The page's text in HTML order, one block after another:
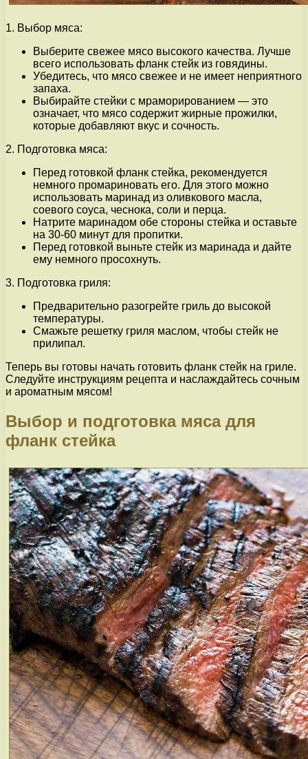
1. Выбор мяса:
Выберите свежее мясо высокого качества. Лучше
всего использовать фланк стейк из говядины.
Убедитесь, что мясо свежее и не имеет неприятного
запаха.
Выбирайте стейки с мраморированием — это
означает, что мясо содержит жирные прожилки,
которые добавляют вкус и сочность.
2. Подготовка мяса:
Перед готовкой фланк стейка, рекомендуется
немного промариновать его. Для этого можно
использовать маринад из оливкового масла,
соевого соуса, чеснока, соли и перца.
Натрите маринадом обе стороны стейка и оставьте
на 30-60 минут для пропитки.
Перед готовкой выньте стейк из маринада и дайте
ему немного просохнуть.
3. Подготовка гриля:
Предварительно разогрейте гриль до высокой
температуры.
Смажьте решетку гриля маслом, чтобы стейк не
прилипал.
Теперь вы готовы начать готовить фланк стейк на гриле.
Следуйте инструкциям рецепта и наслаждайтесь сочным
и ароматным мясом!
Выбор и подготовка мяса для
фланк стейка